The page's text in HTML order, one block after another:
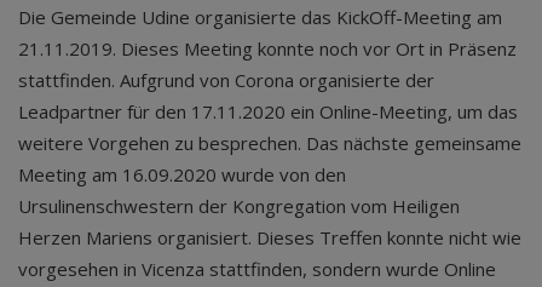
Die Gemeinde Udine organisierte das KickOff-Meeting am
21.11.2019. Dieses Meeting konnte noch vor Ort in Präsenz
stattfinden. Aufgrund von Corona organisierte der
Leadpartner für den 17.11.2020 ein Online-Meeting, um das
weitere Vorgehen zu besprechen. Das nächste gemeinsame
Meeting am 16.09.2020 wurde von den
Ursulinenschwestern der Kongregation vom Heiligen
Herzen Mariens organisiert. Dieses Treffen konnte nicht wie
vorgesehen in Vicenza stattfinden, sondern wurde Online